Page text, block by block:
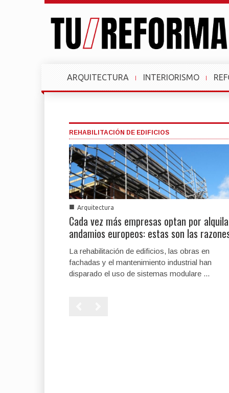
ARQUITECTURA INTERIORISMO
REHABILITACIÓN DE EDIFICIOS
■ Arquitectura
Cada vez más empresas optan por
andamios europeos: estas son las
La rehabilitación de edificios, las obras en
fachadas y el mantenimiento industrial han
disparado el uso de sistemas modulare ...